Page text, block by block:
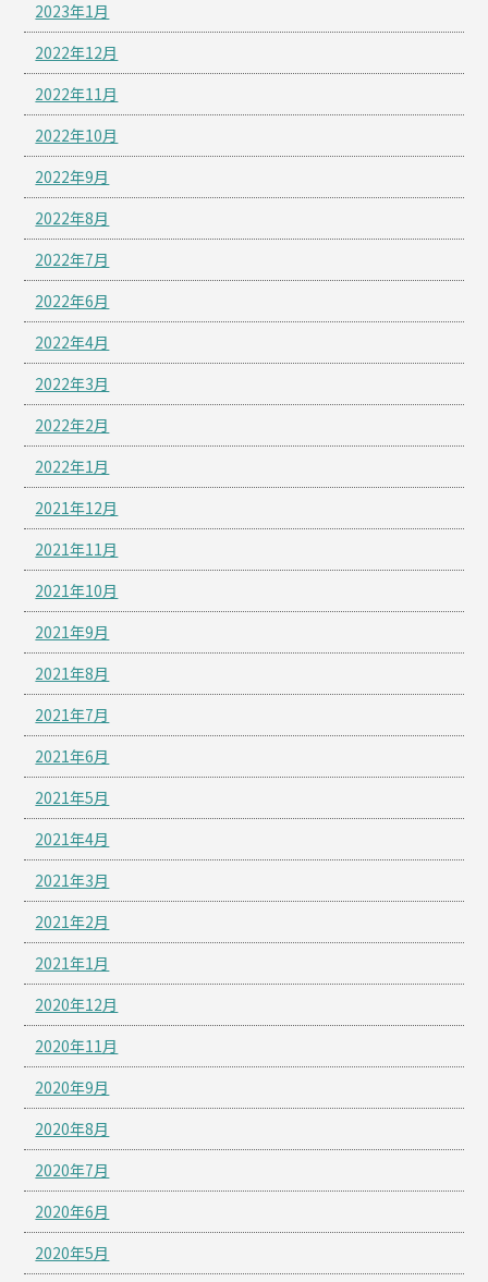
2023年1月
2022年12月
2022年11月
2022年10月
2022年9月
2022年8月
2022年7月
2022年6月
2022年4月
2022年3月
2022年2月
2022年1月
2021年12月
2021年11月
2021年10月
2021年9月
2021年8月
2021年7月
2021年6月
2021年5月
2021年4月
2021年3月
2021年2月
2021年1月
2020年12月
2020年11月
2020年9月
2020年8月
2020年7月
2020年6月
2020年5月